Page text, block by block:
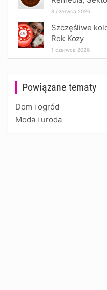
Powiązane tematy
Dom i ogród
Moda i uroda
8 czerwca 2026
Szczęśliwe
Rok Kozy
1 czerwca 2026